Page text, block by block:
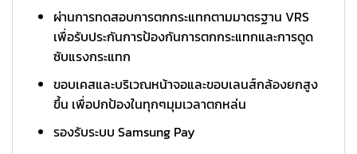
ผ่านการทดสอบการตกกระแทกตามมาตรฐาน VRS
เพื่อรับประกันการป้องกันการตกกระแทกและการดูด
ซับแรงกระแทก
ขอบเคสและบริเวณหน้าจอและขอบเลนส์กล้องยกสูง
ขึ้น เพื่อปกป้องในทุกๆมุมเวลาตกหล่น
รองรับระบบ Samsung Pay